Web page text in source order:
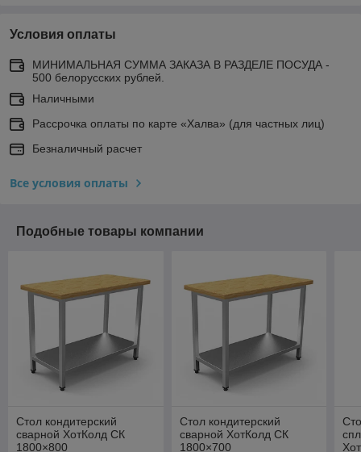
Условия оплаты
МИНИМАЛЬНАЯ СУММА ЗАКАЗА В РАЗДЕЛЕ ПОСУДА -
500 белорусских рублей.
Наличными
Рассрочка оплаты по карте «Халва» (для частных лиц)
Безналичный расчет
Все условия оплаты
Подобные товары компании
Стол кондитерский
сварной ХотКолд СК
1800×800
Стол кондитерский
сварной ХотКолд СК
1800×700